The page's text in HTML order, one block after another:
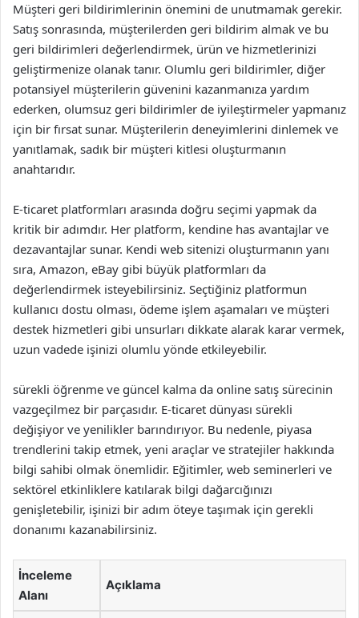
Müşteri geri bildirimlerinin önemini de unutmamak gerekir.
Satış sonrasında, müşterilerden geri bildirim almak ve bu
geri bildirimleri değerlendirmek, ürün ve hizmetlerinizi
geliştirmenize olanak tanır. Olumlu geri bildirimler, diğer
potansiyel müşterilerin güvenini kazanmanıza yardım
ederken, olumsuz geri bildirimler de iyileştirmeler yapmanız
için bir fırsat sunar. Müşterilerin deneyimlerini dinlemek ve
yanıtlamak, sadık bir müşteri kitlesi oluşturmanın
anahtarıdır.
E-ticaret platformları arasında doğru seçimi yapmak da
kritik bir adımdır. Her platform, kendine has avantajlar ve
dezavantajlar sunar. Kendi web sitenizi oluşturmanın yanı
sıra, Amazon, eBay gibi büyük platformları da
değerlendirmek isteyebilirsiniz. Seçtiğiniz platformun
kullanıcı dostu olması, ödeme işlem aşamaları ve müşteri
destek hizmetleri gibi unsurları dikkate alarak karar vermek,
uzun vadede işinizi olumlu yönde etkileyebilir.
sürekli öğrenme ve güncel kalma da online satış sürecinin
vazgeçilmez bir parçasıdır. E-ticaret dünyası sürekli
değişiyor ve yenilikler barındırıyor. Bu nedenle, piyasa
trendlerini takip etmek, yeni araçlar ve stratejiler hakkında
bilgi sahibi olmak önemlidir. Eğitimler, web seminerleri ve
sektörel etkinliklere katılarak bilgi dağarcığınızı
genişletebilir, işinizi bir adım öteye taşımak için gerekli
donanımı kazanabilirsiniz.
İnceleme
Alanı
Açıklama